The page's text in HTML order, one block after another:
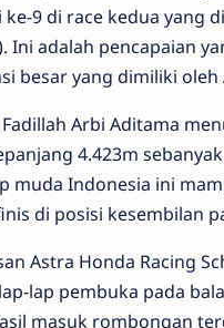
9 di race kedua yang
Ini adalah pencapaian
besar yang dimiliki oleh
Arbi Aditama
4.423m
muda Indonesia ini
di posisi kesembilan
Astra Honda Racing
lap pembuka pada
masuk rombongan